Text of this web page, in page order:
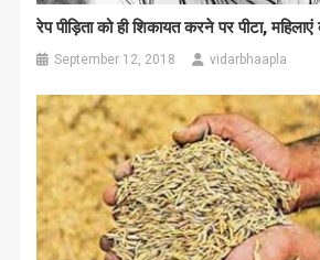
रेप पीड़िता को ही शिकायत करने पर पीटा, महिलाएं
September 12, 2018 vidarbhaapla